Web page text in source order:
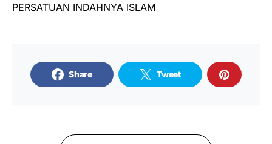
PERSATUAN INDAHNYA ISLAM
Share Tweet